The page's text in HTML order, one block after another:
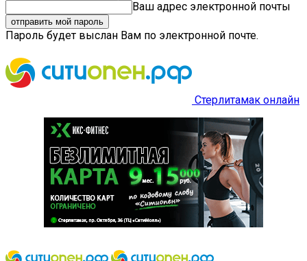
Ваш адрес электронной почты
Пароль будет выслан Вам по электронной почте.
Стерлитамак онлайн